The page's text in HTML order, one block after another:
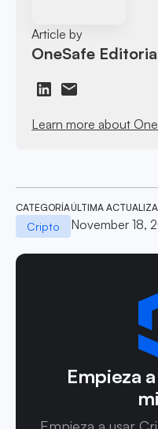
Article by
OneSafe
Learn more about
CATEGORÍA
Cripto
ÚLTIMA
November 18,
Empieza